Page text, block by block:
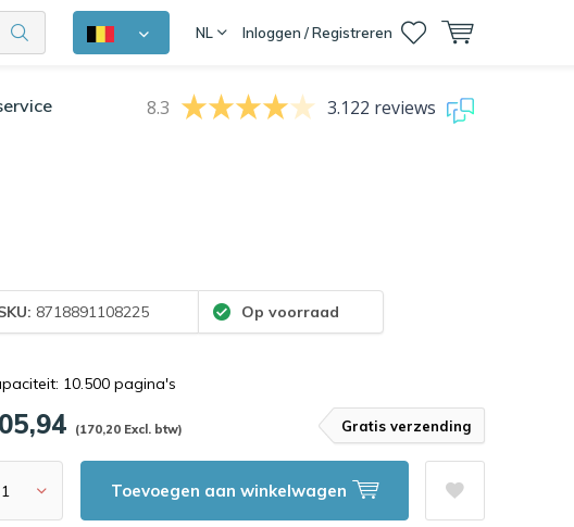
NL Inloggen / Registreren
8.3 3.122 reviews
8718891108225 Op voorraad
10.500 pagina's
(170,20 Excl. btw) Gratis verzending
Toevoegen aan winkelwagen